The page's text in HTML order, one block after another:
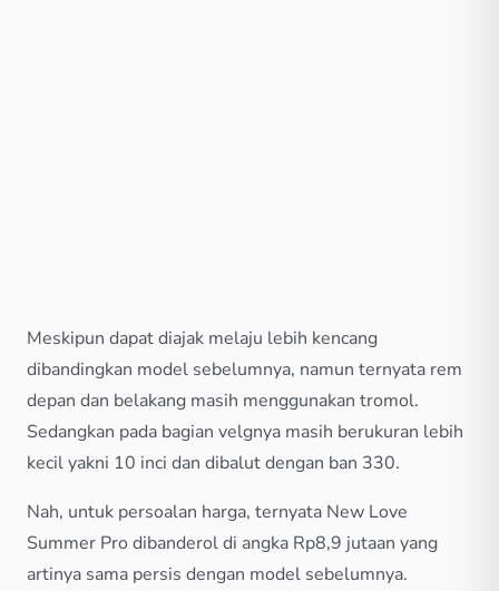
Meskipun dapat diajak melaju lebih kencang
dibandingkan model sebelumnya, namun ternyata rem
depan dan belakang masih menggunakan tromol.
Sedangkan pada bagian velgnya masih berukuran lebih
kecil yakni 10 inci dan dibalut dengan ban 330.
Nah, untuk persoalan harga, ternyata New Love
Summer Pro dibanderol di angka Rp8,9 jutaan yang
artinya sama persis dengan model sebelumnya.